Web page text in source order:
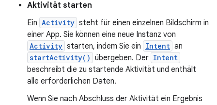
Aktivität starten
Ein Activity steht für einen einzelnen Bildschirm in
einer App. Sie können eine neue Instanz von
Activity starten, indem Sie ein Intent an
startActivity() übergeben. Der Intent
beschreibt die zu startende Aktivität und enthält
alle erforderlichen Daten.
Wenn Sie nach Abschluss der Aktivität ein Ergebnis